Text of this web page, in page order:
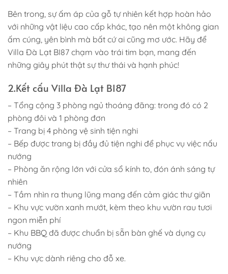
Bên trong, sự ấm áp của gỗ tự nhiên kết hợp hoàn hảo
với những vật liệu cao cấp khác, tạo nên một không gian
ấm cúng, yên bình mà bất cứ ai cũng mơ ước. Hãy để
Villa Đà Lạt BI87 chạm vào trái tim bạn, mang đến
những giây phút thật sự thư thái và hạnh phúc!
2.Kết cấu Villa Đà Lạt BI87
– Tổng cộng 3 phòng ngủ thoáng đãng: trong đó có 2
phòng đôi và 1 phòng đơn
– Trang bị 4 phòng vệ sinh tiện nghi
– Bếp được trang bị đầy đủ tiện nghi để phục vụ việc nấu
nướng
– Phòng ăn rộng lớn với cửa sổ kính to, đón ánh sáng tự
nhiên
– Tầm nhìn ra thung lũng mang đến cảm giác thư giãn
– Khu vực vườn xanh mướt, kèm theo khu vườn rau tươi
ngon miễn phí
– Khu BBQ đã được chuẩn bị sẵn bàn ghế và dụng cụ
nướng
– Khu vực dành riêng cho đỗ xe.